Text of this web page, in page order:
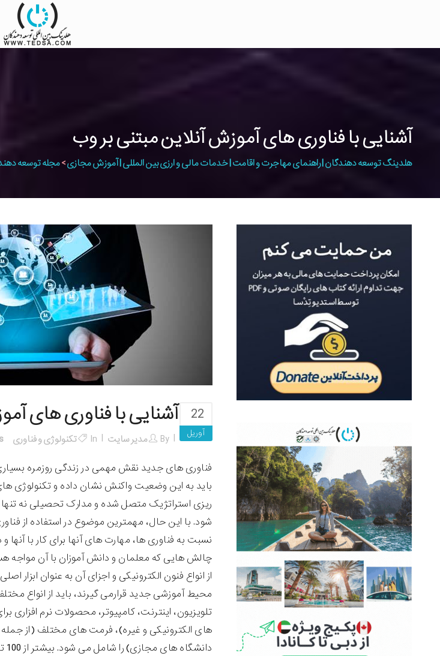
آشنایی با فناوری های آموزش آنلاین مبتنی بر وب
هلدینگ توسعه دهندگان | راهنمای مهاجرت و اقامت | خدمات مالی و ارزی بین المللی | آموزش مجازی>مجله توسعه
22
آوریل
آشنایی با فناوری های
By مدیر سایت In تکنولوژی و فناوری
فناوری های جدید نقش مهمی در زندگی روزمره
باید به این وضعیت واکنش نشان داده و تکنولوژی
ریزی استراتژیک متصل شده و مدارک تحصیلی نه
شود. با این حال، مهمترین موضوع در استفاده از
نسبت به فناوری ها، مهارت های آنها برای کار با آنها
چالش هایی که معلمان و دانش آموزان با آن مواجه
از انواع فنون الکترونیکی و اجزای آن به عنوان ابزار اصلی
محیط آموزشی جدید قرارمی گیرند، باید از انواع
تلویزیون، اینترنت، کامپیوتر، محصولات نرم افزاری
های الکترونیکی و غیره)، فرمت های مختلف (از جمله